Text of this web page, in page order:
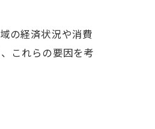
の経済状況や消費
これらの要因を考